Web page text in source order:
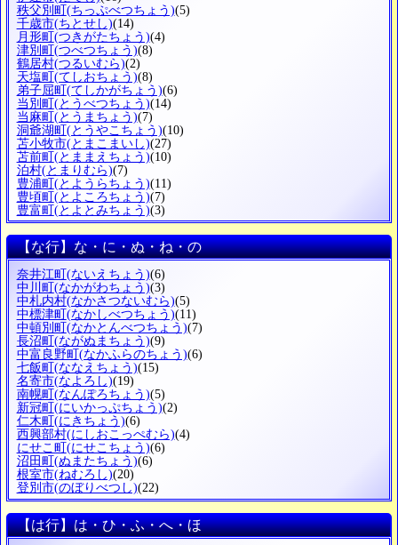
秩父別町(ちっぷべつちょう)(5)
千歳市(ちとせし)(14)
月形町(つきがたちょう)(4)
津別町(つべつちょう)(8)
鶴居村(つるいむら)(2)
天塩町(てしおちょう)(8)
弟子屈町(てしかがちょう)(6)
当別町(とうべつちょう)(14)
当麻町(とうまちょう)(7)
洞爺湖町(とうやこちょう)(10)
苫小牧市(とまこまいし)(27)
苫前町(とままえちょう)(10)
泊村(とまりむら)(7)
豊浦町(とようらちょう)(11)
豊頃町(とよころちょう)(7)
豊富町(とよとみちょう)(3)
【な行】な・に・ぬ・ね・の
奈井江町 (ないえちょう)(6)
中川町 (なかがわちょう)(3)
中札内村(なかさつないむら)(5)
中標津町 (なかしべつちょう)(11)
中頓別町 (なかとんべつちょう)(7)
長沼町 (ながぬまちょう)(9)
中富良野町 (なかふらのちょう)(6)
七飯町 (ななえちょう)(15)
名寄市(なよろし)(19)
南幌町 (なんぽろちょう)(5)
新冠町 (にいかっぷちょう)(2)
仁木町 (にきちょう)(6)
西興部村(にしおこっぺむら)(4)
にせこ町 (にせこちょう)(6)
沼田町 (ぬまたちょう)(6)
根室市(ねむろし)(20)
登別市(のぼりべつし)(22)
【は行】は・ひ・ふ・へ・ほ